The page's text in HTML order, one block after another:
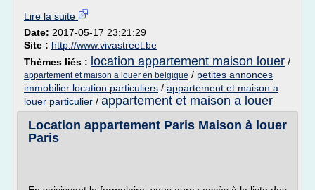
Lire la suite
Date: 2017-05-17 23:21:29
Site : http://www.vivastreet.be
Thèmes liés : location appartement maison louer /
appartement et maison a louer en belgique / petites annonces
immobilier location particuliers / appartement et maison a
louer particulier / appartement et maison a louer
Location appartement Paris Maison à louer
Paris